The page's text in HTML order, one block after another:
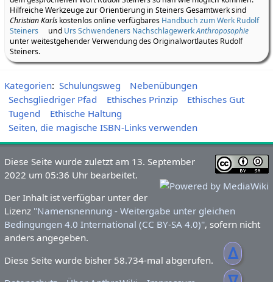
ᐃ
Hilfreiche Werkzeuge zur Orientierung in Steiners Gesamtwerk sind
Christian Karlskostenlos online verfügbares Handbuch zum Werk Rudolf
Steiners
und Urs Schwendeners NachschlagewerkAnthroposophie
unter weitestgehender Verwendung des Originalwortlautes Rudolf
Steiners.
Kategorien: Schulungsweg
Nebenübungen
Sechsgliedriger Pfad
Ethisches Prinzip
Ethisches Gut
Tugend
Ethische Haltung
Seiten, die magische ISBN-Links verwenden
Diese Seite wurde zuletzt am 13. September
2022 um 05:36 Uhr bearbeitet.
Der Inhalt ist verfügbar unter der
Lizenz ''Namensnennung - Weitergabe unter gleichen
Bedingungen 4.0 International (CC BY-SA 4.0)'', sofern nicht
anders angegeben.
Diese Seite wurde bisher 58.734-mal abgerufen.